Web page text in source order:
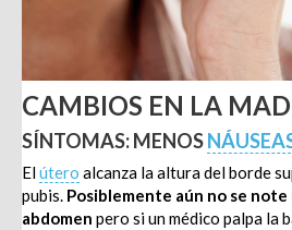
CAMBIOS EN LA
SÍNTOMAS: MENOS
Elútero alcanza la altura del borde
pubis. Posiblemente aún no se
abdomen pero si un médico palpa la